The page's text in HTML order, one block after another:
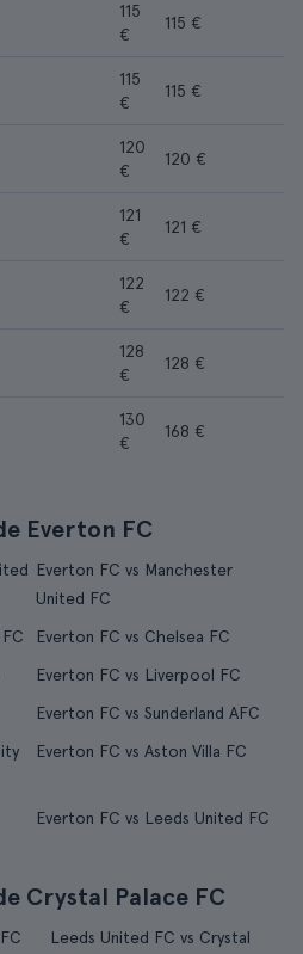
115
€
115 €
115
€
115 €
120
€
120 €
121
€
121 €
122
€
122 €
128
€
128 €
130
€
168 €
Everton FC
Everton FC vs Manchester
United FC
Everton FC vs Chelsea FC
Everton FC vs Liverpool FC
Everton FC vs Sunderland AFC
Everton FC vs Aston Villa FC
Everton FC vs Leeds United FC
Crystal Palace FC
Leeds United FC vs Crystal